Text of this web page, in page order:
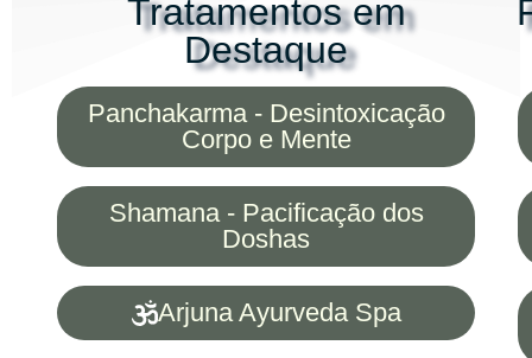
Tratamentos em
Destaque
Panchakarma - Desintoxicação
Corpo e Mente
Shamana - Pacificação dos
Doshas
Arjuna Ayurveda Spa